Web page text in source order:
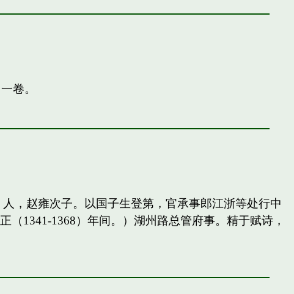
卷。
，赵雍次子。以国子生登第，官承事郎江浙等处行中
1341-1368）年间。）湖州路总管府事。精于赋诗，